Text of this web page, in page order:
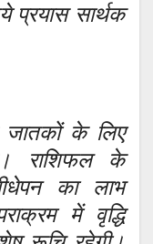
प्रयास सार्थक
के लिए
राशिफल के
का लाभ
में वृद्धि